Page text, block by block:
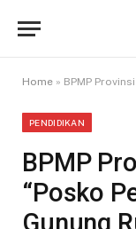
Home » BPMP Provinsi
PENDIDIKAN
BPMP
“Posko
Gunung